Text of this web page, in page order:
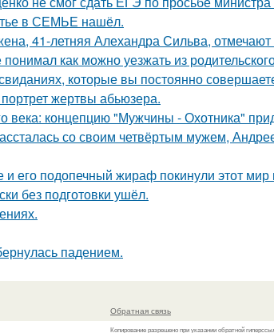
в СЕМЬЕ нашёл.
41-летняя Алехандра Сильва,
как можно уезжать из
которые вы постоянно
жертвы абьюзера.
века: концепцию "Мужчины - Охотника"
со своим четвёртым мужем,
и его подопечный жираф покинули этот мир
без подготовки ушёл.
падением.
Обратная связь
Копирование разрешено при указании обратной